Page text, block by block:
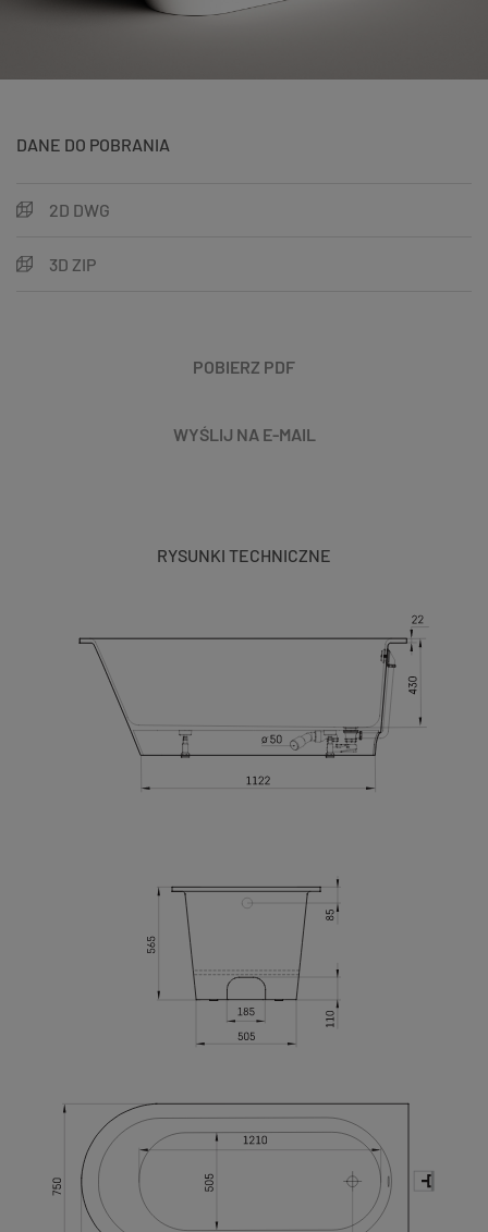
DANE DO POBRANIA
2D DWG
3D ZIP
POBIERZ PDF
WYŚLIJ NA E-MAIL
RYSUNKI TECHNICZNE